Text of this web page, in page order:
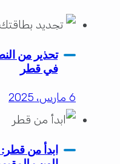
تحذير من
في قطر
6 مارس، 2025
ابدأ من